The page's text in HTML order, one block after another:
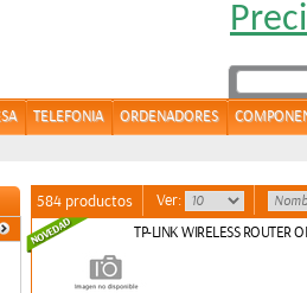
TELEFONIA ORDENADORES
584 productos Ver:
TP-LINK WIRELESS ROUTER